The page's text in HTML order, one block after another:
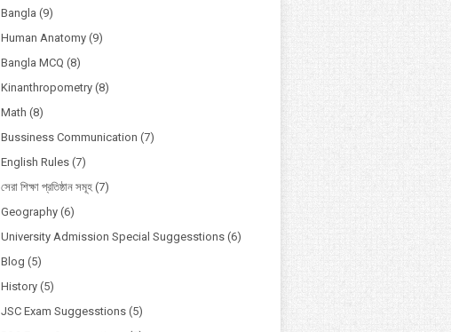
Bangla (9)
Human Anatomy (9)
Bangla MCQ (8)
Kinanthropometry (8)
Math (8)
Bussiness Communication (7)
English Rules (7)
সেরা শিক্ষা প্রতিষ্ঠান সমূহ (7)
Geography (6)
University Admission Special Suggesstions (6)
Blog (5)
History (5)
JSC Exam Suggesstions (5)